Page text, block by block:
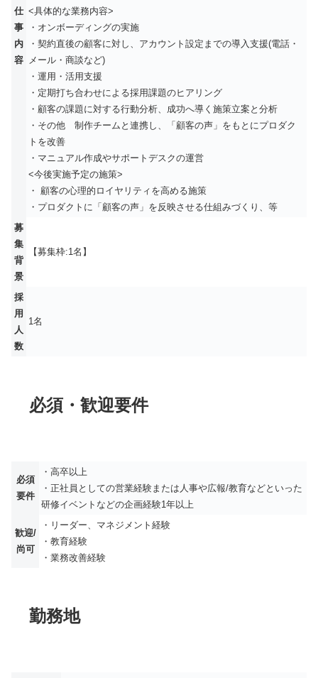
仕
事
内
容
<具体的な業務内容>
・オンボーディングの実施
・契約直後の顧客に対し、アカウント設定までの導入支援(電話・
メール・商談など)
・運用・活用支援
・定期打ち合わせによる採用課題のヒアリング
・顧客の課題に対する行動分析、成功へ導く施策立案と分析
・その他 制作チームと連携し、「顧客の声」をもとにプロダク
トを改善
・マニュアル作成やサポートデスクの運営
<今後実施予定の施策>
・ 顧客の心理的ロイヤリティを高める施策
・プロダクトに「顧客の声」を反映させる仕組みづくり、等
募
集
背
景
【募集枠:1名】
採
用
人
数
1名
必須・歓迎要件
必須
要件
・高卒以上
・正社員としての営業経験または人事や広報/教育などといった
研修イベントなどの企画経験1年以上
歓迎/
尚可
・リーダー、マネジメント経験
・教育経験
・業務改善経験
勤務地